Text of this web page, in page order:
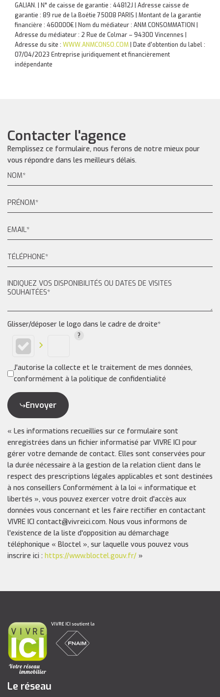
GALIAN. | N° de caisse de garantie : 44812J | Adresse caisse de
garantie : 89 rue de la Boétie 75008 PARIS | Montant de la garantie
financière : 460000€ | Nom du médiateur : ANM CONSOMMATION |
Adresse du médiateur : 2 Rue de Colmar – 94300 Vincennes |
Adresse du site : WWW.ANMCONSO.COM | Date d'obtention du label :
07/04/2023 Entreprise juridiquement et financièrement
indépendante
Contacter l'agence
Remplissez ce formulaire, nous ferons de notre mieux pour
vous répondre dans les meilleurs délais.
Glisser/déposer le logo dans le cadre de droite*
J'autorise la collecte et le traitement de mes données,
conformément à la politique de confidentialité
Envoyer
« Les informations recueillies sur ce formulaire sont
enregistrées dans un fichier informatisé par VIVRE ICI pour
gérer votre demande de contact. Elles sont conservées pour
la durée nécessaire à la gestion de la relation client dans le
respect des prescriptions légales applicables et sont destinées
à nos conseillers Conformément à la loi « informatique et
libertés », vous pouvez exercer votre droit d'accès aux
données vous concernant et les faire rectifier en contactant
VIVRE ICI contact@vivreici.com. Nous vous informons de
l'existence de la liste d'opposition au démarchage
téléphonique « Bloctel », sur laquelle vous pouvez vous
inscrire ici : https://www.bloctel.gouv.fr/ »
Le réseau